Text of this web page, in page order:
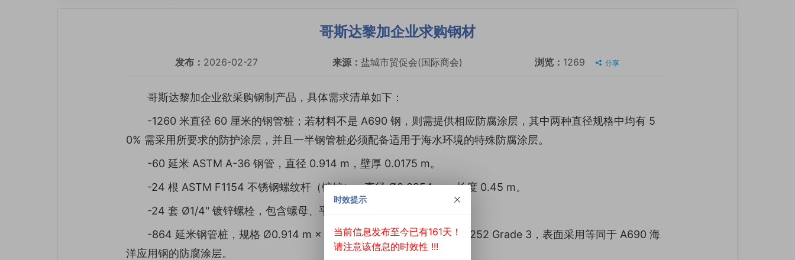
哥斯达黎加企业求购钢材
发布： 2026-02-27 来源： 盐城市贸促会(国际商会) 浏览： 1269 分享
哥斯达黎加企业欲采购钢制产品，具体需求清单如下：
-1260 米直径 60 厘米的钢管桩；若材料不是 A690 钢，则需提供相应防腐涂层，其中两种直径规格中均有 5
0% 需采用所要求的防护涂层，并且一半钢管桩必须配备适用于海水环境的特殊防腐涂层。
-60 延米 ASTM A-36 钢管，直径 0.914 m，壁厚 0.0175 m。
-24 根 ASTM F1154 不锈钢螺纹杆（镀锌），直径 Ø0.0254 m，长度 0.45 m。
-24 套 Ø1/4" 镀锌螺栓，包含螺母、平垫圈及弹簧垫圈。
-864 延米钢管桩，规格 Ø0.914 m × 0.0175 m 壁厚，标准 ASTM A252 Grade 3，表面采用等同于 A690 海
洋应用钢的防腐涂层。
时效提示
当前信息发布至今已有161天！
请注意该信息的时效性 !!!